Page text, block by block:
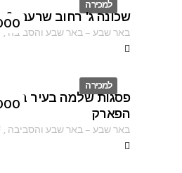
למכירה
ID
שכונה ג' רחוב שרעבי 6
באר שבע–באר שבע והסביבה ,
למכירה
ID
פסגות שלמה בעיר
הפארק
באר שבע–באר שבע והסביבה ,